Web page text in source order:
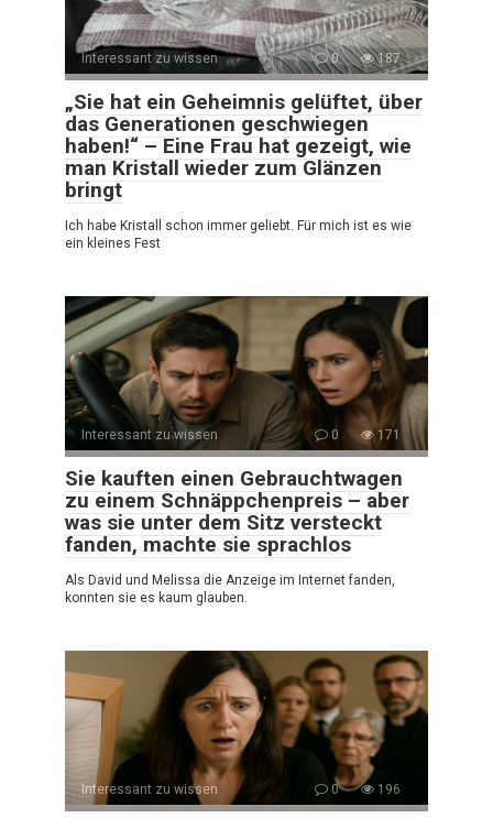
Interessant zu wissen 0 187
„Sie hat ein Geheimnis gelüftet, über
das Generationen geschwiegen
haben!“ – Eine Frau hat gezeigt, wie
man Kristall wieder zum Glänzen
bringt
Ich habe Kristall schon immer geliebt. Für mich ist es wie
ein kleines Fest
Interessant zu wissen 0 171
Sie kauften einen Gebrauchtwagen
zu einem Schnäppchenpreis – aber
was sie unter dem Sitz versteckt
fanden, machte sie sprachlos
Als David und Melissa die Anzeige im Internet fanden,
konnten sie es kaum glauben.
Interessant zu wissen 0 196